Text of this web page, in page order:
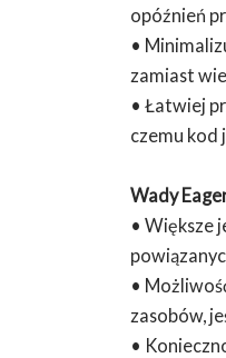
opóźnień
•
zamiast
• Łatwiej
czemu kod
Wady
• Większe
•
zasobów,
•